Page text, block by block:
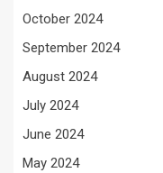
October 2024
September 2024
August 2024
July 2024
June 2024
May 2024